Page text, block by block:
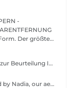
-
Der größte
Beratung: Eine professionelle Hautanalyse zur Beurteilung Ihres Hautzustands, zur Besprechung Ihrer Hautbedürfnisse und zur Empfehlung der passenden Behandlungen sowie einer geeigneten Pflege für zu Hause. Beratung & Erste Behandlung: Eine professionelle Hautanalyse zur Beurteilung Ihres Hautzustands, zur Besprechung Ihrer Hautbedürfnisse und zur Empfehlung der passenden Behandlungen sowie einer geeigneten Pflege für zu Hause. Anschließend folgt eine individuell angepasste Behandlung, die auf die aktuellen Bedürfnisse Ihrer Haut abgestimmt ist. Der Preis hängt von der gewählten Behandlung ab.
An exclusive signature treatment designed by Nadia, our aesthetician, for the delicate eye and neck area. It delivers intensive hydration and improves skin elasticity, helping to restore firmness, smoothness, and a visibly refreshed appearance. The treatment helps reduce the appearance of fine lines, provides a gentle brightening effect around the eyes, and creates a natural lifting result for a more rested and youthful look. Another combination is eye- and neck-intensive hydration with a full facial treatment. This combination is ideal for clients seeking full-face care and an instantly refreshed, healthy look.